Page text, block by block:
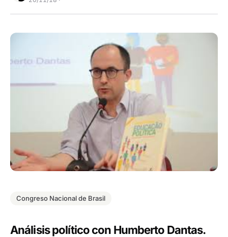
Congreso Nacional de Brasil
Análisis político con Humberto Dantas.